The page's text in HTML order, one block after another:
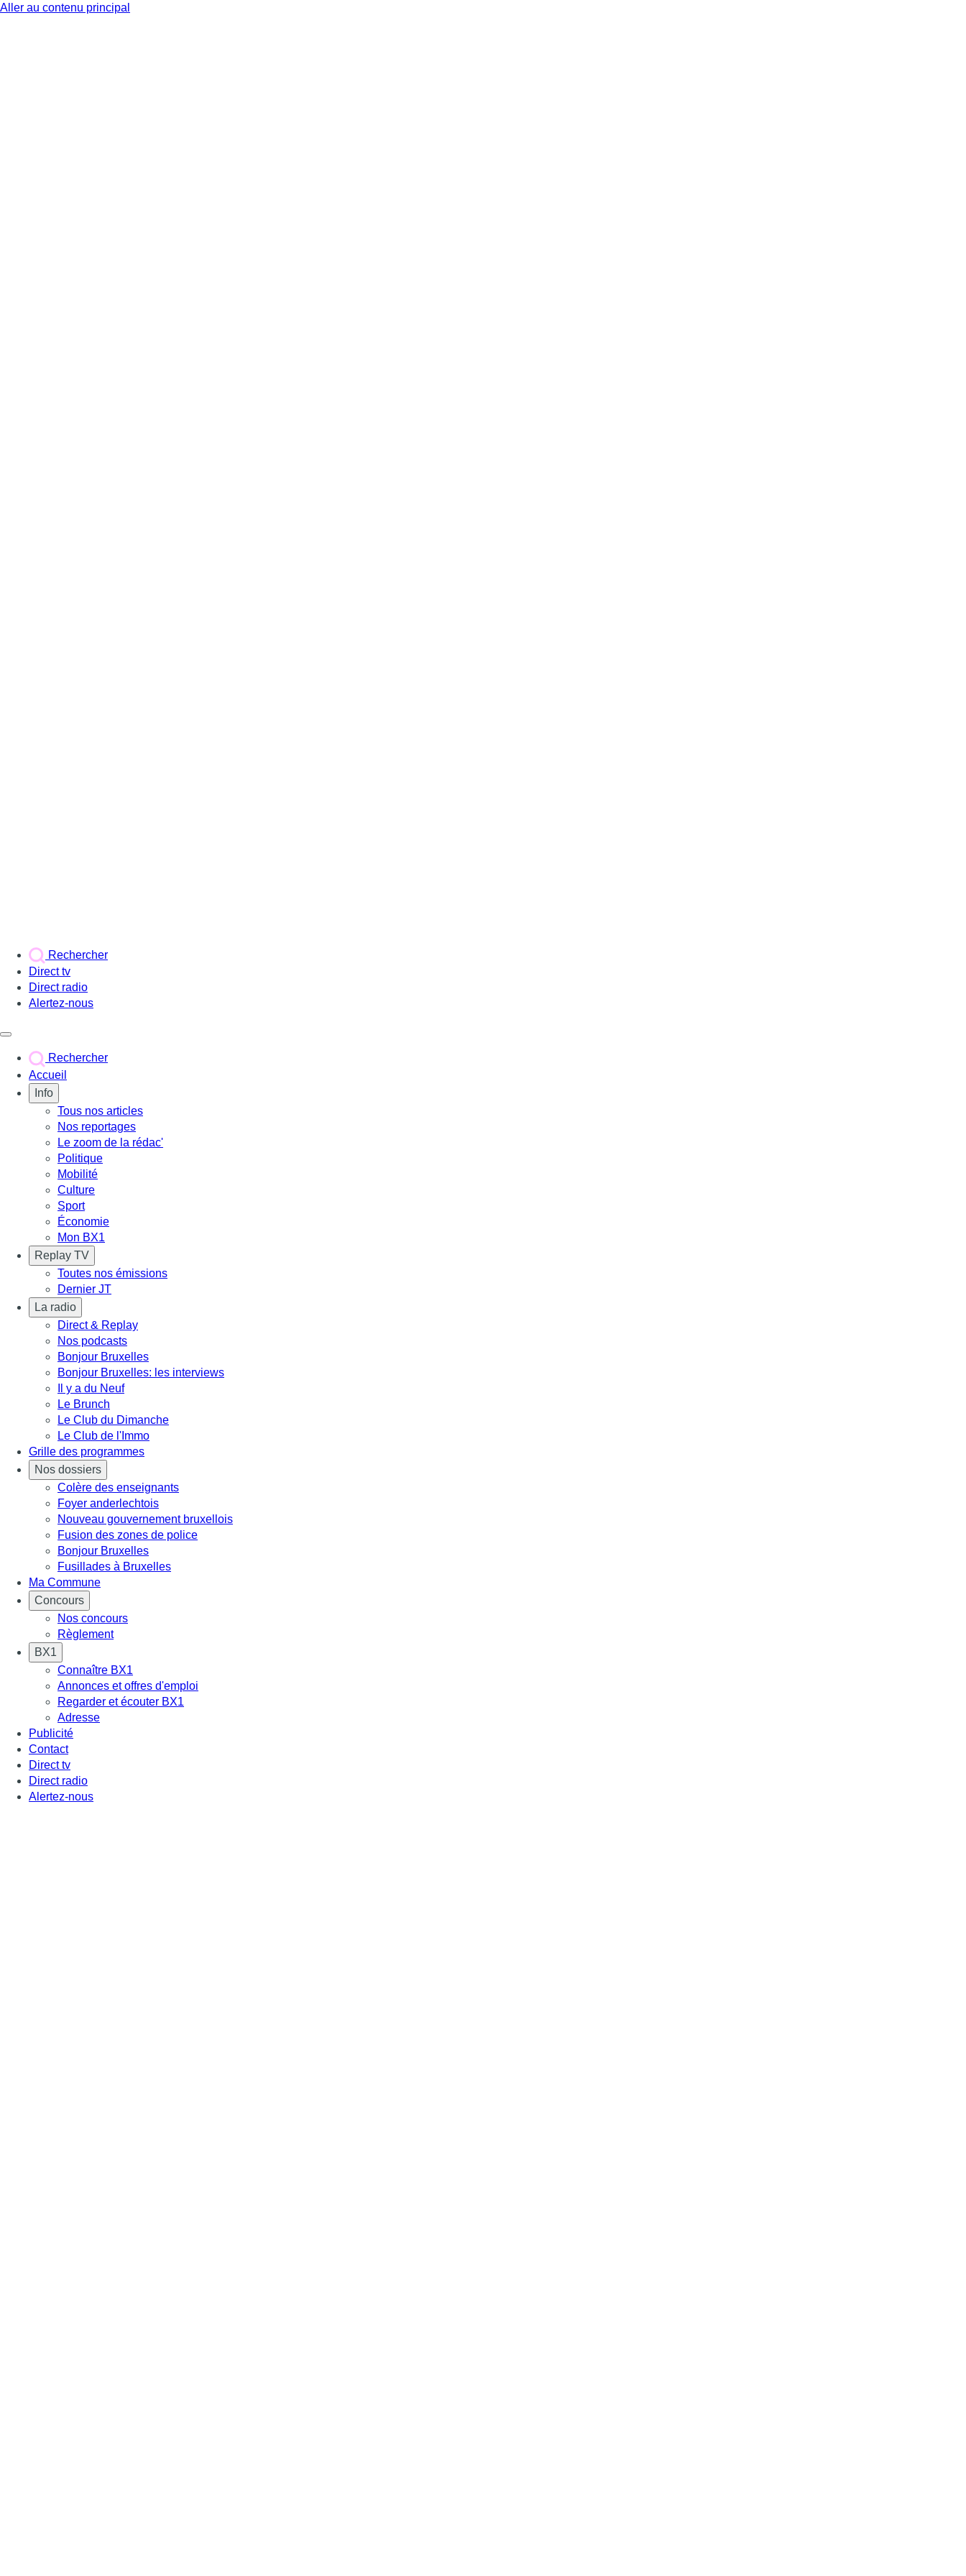
Aller au contenu principal
Rechercher
Direct tv
Direct radio
Alertez-nous
Rechercher
Accueil
Info
Tous nos articles
Nos reportages
Le zoom de la rédac'
Politique
Mobilité
Culture
Sport
Économie
Mon BX1
Replay TV
Toutes nos émissions
Dernier JT
La radio
Direct & Replay
Nos podcasts
Bonjour Bruxelles
Bonjour Bruxelles: les interviews
Il y a du Neuf
Le Brunch
Le Club du Dimanche
Le Club de l'Immo
Grille des programmes
Nos dossiers
Colère des enseignants
Foyer anderlechtois
Nouveau gouvernement bruxellois
Fusion des zones de police
Bonjour Bruxelles
Fusillades à Bruxelles
Ma Commune
Concours
Nos concours
Règlement
BX1
Connaître BX1
Annonces et offres d'emploi
Regarder et écouter BX1
Adresse
Publicité
Contact
Direct tv
Direct radio
Alertez-nous